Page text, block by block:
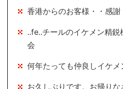
香港からのお客様・・感謝
..fe..チールのイケメン精
会
何年たっても仲良しイケ
お久しぶりです。お帰り